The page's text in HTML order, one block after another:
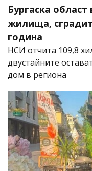
Бургаска
жилища,
година
НСИ отчита 109,8
двустайните
дом в региона